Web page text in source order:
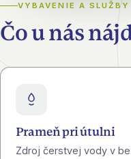
VYBAVENIE A SLUŽBY
Čo u nás
Prameň pri útulni
Zdroj čerstvej vody v